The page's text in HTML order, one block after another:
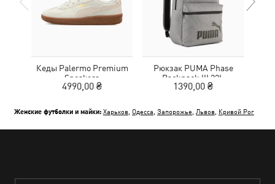
Кеды Palermo Premium
Sneakers
4990,00 ₴
Рюкзак PUMA Phase
Backpack III 22L
1390,00 ₴
Женские футболки и майки: Харьков Одесса Запорожье Львов Кривой Рог